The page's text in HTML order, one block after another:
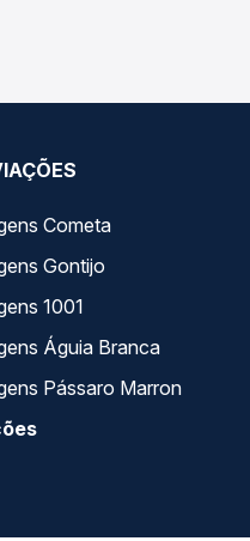
Cometa
Gontijo
1001
Águia Branca
Pássaro Marron